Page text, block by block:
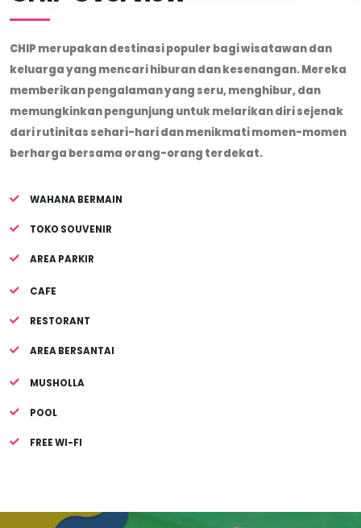
CHIP merupakan destinasi populer bagi wisatawan dan
keluarga yang mencari hiburan dan kesenangan. Mereka
memberikan pengalaman yang seru, menghibur, dan
memungkinkan pengunjung untuk melarikan diri sejenak
dari rutinitas sehari-hari dan menikmati momen-momen
berharga bersama orang-orang terdekat.
WAHANA BERMAIN
TOKO SOUVENIR
AREA PARKIR
CAFE
RESTORANT
AREA BERSANTAI
MUSHOLLA
POOL
FREE WI-FI